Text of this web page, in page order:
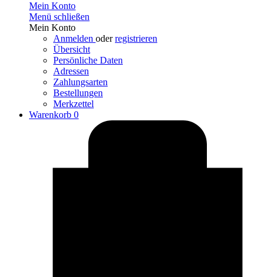
Mein Konto
Menü schließen
Mein Konto
Anmelden oderregistrieren
Übersicht
Persönliche Daten
Adressen
Zahlungsarten
Bestellungen
Merkzettel
Warenkorb 0